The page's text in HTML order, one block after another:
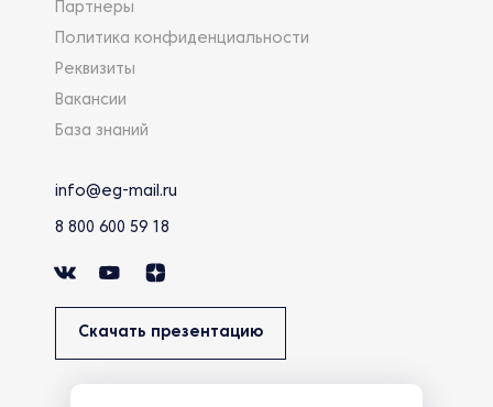
Партнеры
Политика конфиденциальности
Реквизиты
Вакансии
База знаний
info@eg-mail.ru
8 800 600 59 18
Скачать презентацию